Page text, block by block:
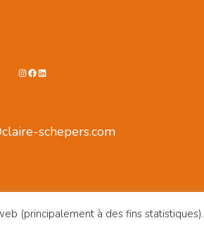
Instagram
Facebook
LinkedIn
schepers.com
(principalement à des fins statistiques).